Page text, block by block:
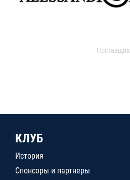
Поставщик
КЛУБ
История
Спонсоры и партнеры